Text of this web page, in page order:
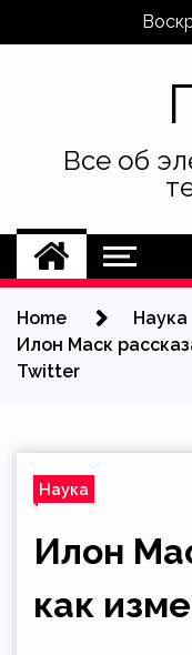
Все об
Home
Наука
Илон Маск
Twitter
Наука
Илон
как